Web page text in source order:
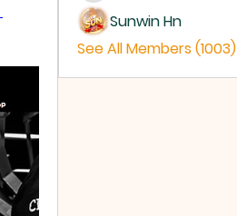
Sunwin Hn
See All Members (1003)